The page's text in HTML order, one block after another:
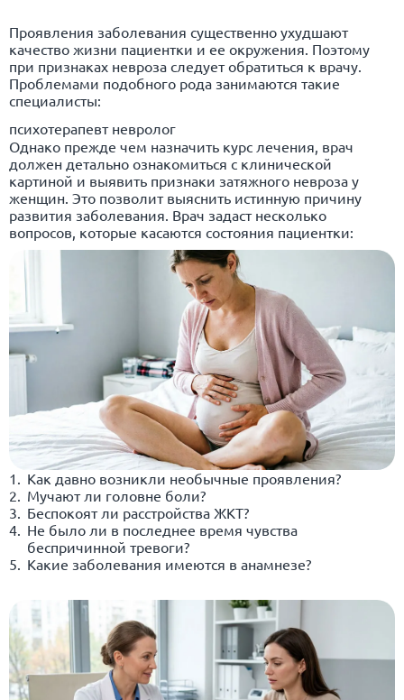
Проявления заболевания существенно ухудшают
качество жизни пациентки и ее окружения. Поэтому
при признаках невроза следует обратиться к врачу.
Проблемами подобного рода занимаются такие
специалисты:
психотерапевт невролог
Однако прежде чем назначить курс лечения, врач
должен детально ознакомиться с клинической
картиной и выявить признаки затяжного невроза у
женщин. Это позволит выяснить истинную причину
развития заболевания. Врач задаст несколько
вопросов, которые касаются состояния пациентки:
Как давно возникли необычные проявления?
Мучают ли головне боли?
Беспокоят ли расстройства ЖКТ?
Не было ли в последнее время чувства
беспричинной тревоги?
Какие заболевания имеются в анамнезе?